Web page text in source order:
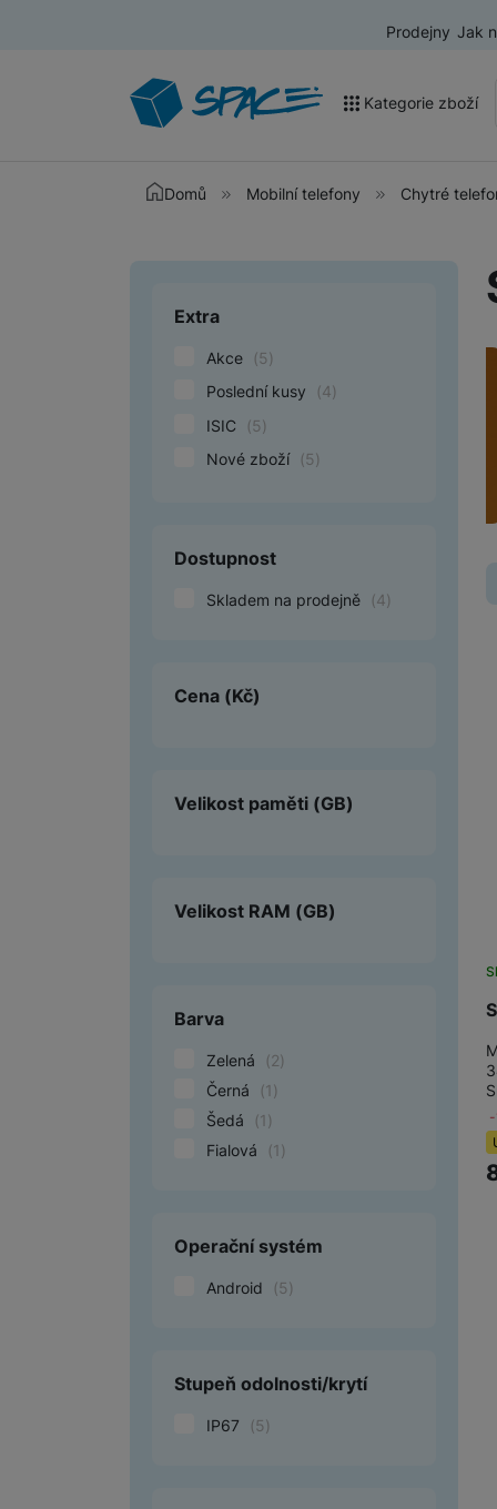
Prodejny Jak
Kategorie zboží
Akce a výprodej
Televize
Audio
Domácí spotřebiče
Tablety
Dárkové poukázky iSpace
Domů Mobilní telefony Chytré
Upřesnit
Extra
Akce (5)
Poslední kusy
(4)
ISIC
(5)
Nové zboží (5)
Dostupnost
Skladem na prodejně (4)
Cena (Kč)
Velikost paměti (GB)
Velikost RAM (GB)
Barva
Zelená (2)
Černá
(1 )
Šedá
(1 )
Fialová
(1 )
Operační systém
Android (5)
Stupeň odolnosti/krytí
IP67 (5)